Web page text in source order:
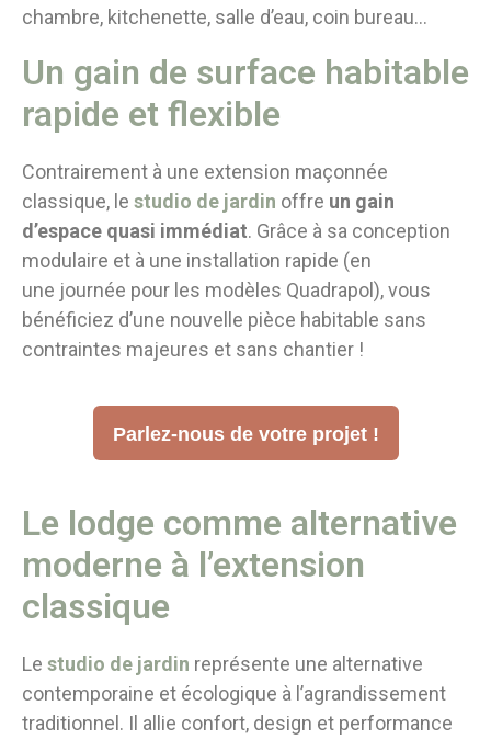
chambre, kitchenette, salle d’eau, coin bureau…
Un gain de surface habitable
rapide et flexible
Contrairement à une extension maçonnée
classique, le studio de jardin offre un gain
d’espace quasi immédiat. Grâce à sa conception
modulaire et à une installation rapide (en
une journée pour les modèles Quadrapol), vous
bénéficiez d’une nouvelle pièce habitable sans
contraintes majeures et sans chantier !
Parlez-nous de votre projet !
Le lodge comme alternative
moderne à l’extension
classique
Le studio de jardin représente une alternative
contemporaine et écologique à l’agrandissement
traditionnel. Il allie confort, design et performance